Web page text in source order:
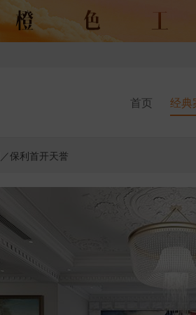
首页 经典
／保利首开天誉